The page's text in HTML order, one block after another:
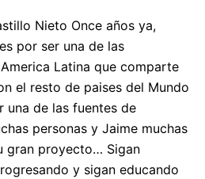
Nieto Once años ya,
por ser una de las
Latina que comparte
el resto de paises del Mundo
una de las fuentes de
personas y Jaime muchas
gran proyecto… Sigan
y sigan educando